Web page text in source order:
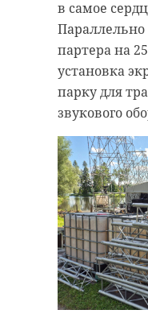
в самое
партера на
установка
парку для
звукового